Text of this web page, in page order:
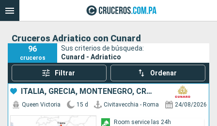
Cruceros Adriatico con Cunard
96
cruceros
Sus criterios de búsqueda:
Cunard - Adriatico
Filtrar Ordenar
ITALIA, GRECIA, MONTENEGRO, CROACIA, MALTA, ESPAÑA
Queen Victoria 15 d Civitavecchia - Roma 24/08/2026
Room service las 24h